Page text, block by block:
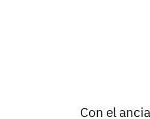
Con el